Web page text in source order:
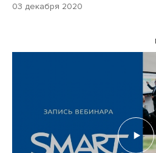
03 декабря 2020